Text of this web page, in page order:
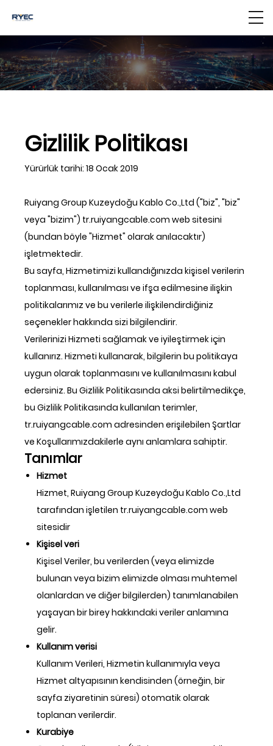
Gizlilik Politikası
Yürürlük tarihi: 18 Ocak 2019
Ruiyang Group Kuzeydoğu Kablo Co.,Ltd ("biz", "biz"
veya "bizim") tr.ruiyangcable.com web sitesini
(bundan böyle "Hizmet" olarak anılacaktır)
işletmektedir.
Bu sayfa, Hizmetimizi kullandığınızda kişisel verilerin
toplanması, kullanılması ve ifşa edilmesine ilişkin
politikalarımız ve bu verilerle ilişkilendirdiğiniz
seçenekler hakkında sizi bilgilendirir.
Verilerinizi Hizmeti sağlamak ve iyileştirmek için
kullanırız. Hizmeti kullanarak, bilgilerin bu politikaya
uygun olarak toplanmasını ve kullanılmasını kabul
edersiniz. Bu Gizlilik Politikasında aksi belirtilmedikçe,
bu Gizlilik Politikasında kullanılan terimler,
tr.ruiyangcable.com adresinden erişilebilen Şartlar
ve Koşullarımızdakilerle aynı anlamlara sahiptir.
Tanımlar
Hizmet
Hizmet, Ruiyang Group Kuzeydoğu Kablo Co.,Ltd
tarafından işletilen tr.ruiyangcable.com web
sitesidir
Kişisel veri
Kişisel Veriler, bu verilerden (veya elimizde
bulunan veya bizim elimizde olması muhtemel
olanlardan ve diğer bilgilerden) tanımlanabilen
yaşayan bir birey hakkındaki veriler anlamına
gelir.
Kullanım verisi
Kullanım Verileri, Hizmetin kullanımıyla veya
Hizmet altyapısının kendisinden (örneğin, bir
sayfa ziyaretinin süresi) otomatik olarak
toplanan verilerdir.
Kurabiye